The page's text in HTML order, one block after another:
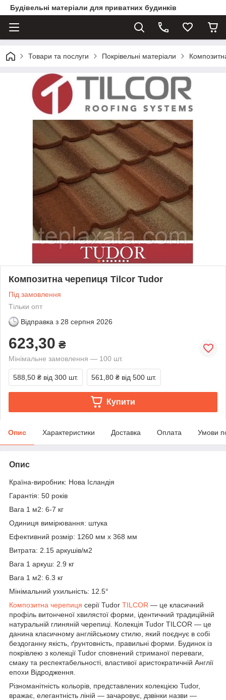
Будівельні матеріали для приватних будинків
Товари та послуги Покрівельні матеріали
Композитна черепиця Tilcor Tudor
Під замовлення
Тільки опт
Відправка з 28 серпня 2026
623,30 ₴
Мінімальне замовлення — 100 шт.
588,50 ₴ від 300 шт. 561,80 ₴ від 500 шт.
Купити
Опис Характеристики Доставка Оплата Умови
Опис
Країна-виробник: Нова Ісландія
Гарантія: 50 років
Вага 1 м2: 6-7 кг
Одиниця вимірювання: штука
Ефективний розмір: 1260 мм x 368 мм
Витрата: 2.15 аркушів/м2
Вага 1 аркуш: 2.9 кг
Вага 1 м2: 6.3 кг
Мінімальний ухильність: 12.5°
Композитна черепиця серії Tudor TILCOR — це класичний
профіль витонченої хвилястої форми, ідентичний традиційній
натуральній глиняній черепиці. Колекція Tudor TILCOR — це
данина класичному англійському стилю, який поєднує в собі
бездоганну якість, ґрунтовність, правильні форми. Будинок із
покрівлею з колекції Tudor сповнений стриманої переваги,
смаку та респектабельності, властивої аристократичній Англії
епохи Відродження.
Різноманітність кольорів, представлених колекцією Tudor,
вражає, елегантність ліній — зачаровує, дзвінки назви —